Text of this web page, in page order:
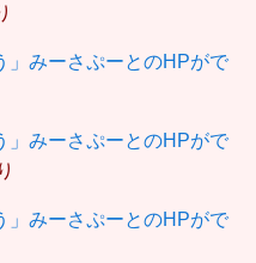
」みーさぷーとのHPがで
」みーさぷーとのHPがで
」みーさぷーとのHPがで